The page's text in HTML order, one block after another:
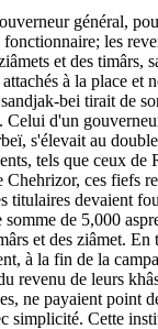
général,
les
et des timârs,
à la place et
bei tirait de
Celui d'un
s'élevait au
tels que ceux
ces fiefs
titulaires devaient
somme de 5,000
et des ziâmet. En
à la fin de la
revenu de leurs
ne payaient point
simplicité. Cette